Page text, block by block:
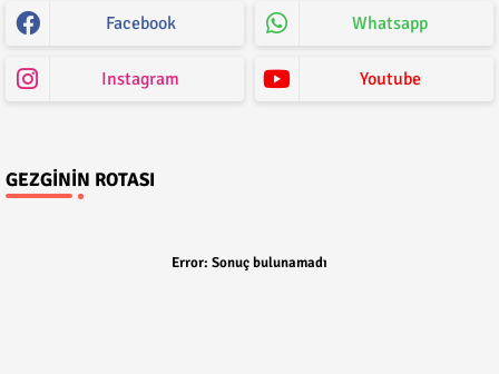
Facebook Whatsapp
Instagram Youtube
GEZGININ ROTASI
Error: Sonuç bulunamadı